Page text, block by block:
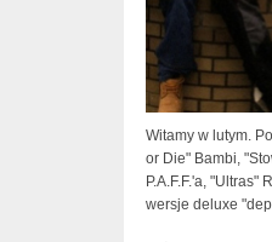
Witamy w lutym.
or Die" Bambi,
P.A.F.F.'a, "Ultras"
wersje deluxe